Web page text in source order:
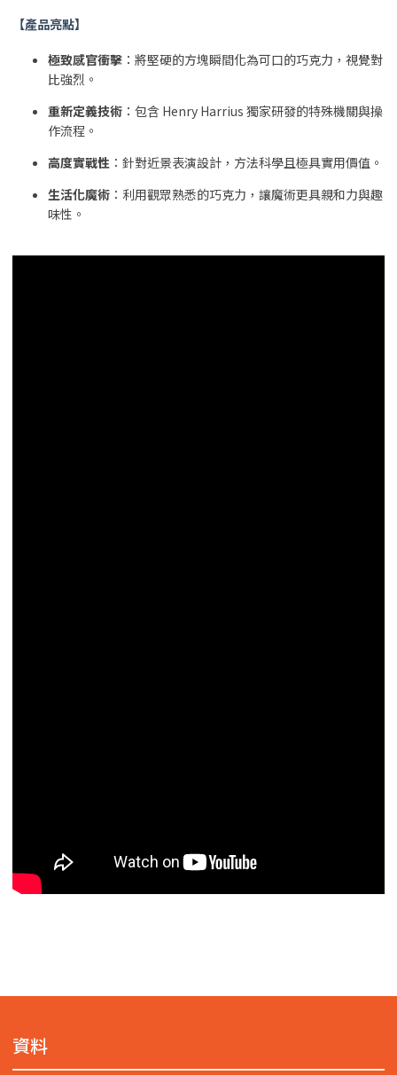
【產品亮點】
極致感官衝擊 ：將堅硬的方塊瞬間化為可口的巧克力，視覺對
比強烈。
重新定義技術 ：包含 Henry Harrius 獨家研發的特殊機關與操
作流程。
高度實戰性 ：針對近景表演設計，方法科學且極具實用價值。
生活化魔術 ：利用觀眾熟悉的巧克力，讓魔術更具親和力與趣
味性。
資料